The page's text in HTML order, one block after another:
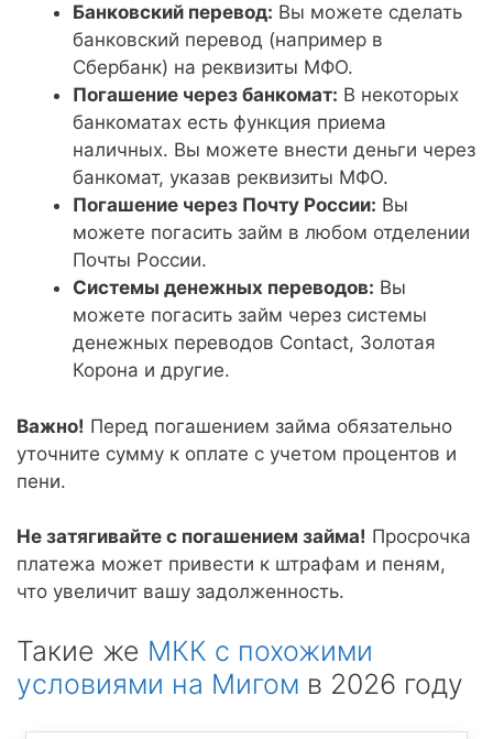
Банковский перевод: Вы можете сделать
банковский перевод (например в
Сбербанк) на реквизиты МФО.
Погашение через банкомат: В некоторых
банкоматах есть функция приема
наличных. Вы можете внести деньги через
банкомат, указав реквизиты МФО.
Погашение через Почту России: Вы
можете погасить займ в любом отделении
Почты России.
Системы денежных переводов: Вы
можете погасить займ через системы
денежных переводов Contact, Золотая
Корона и другие.
Важно! Перед погашением займа обязательно
уточните сумму к оплате с учетом процентов и
пени.
Не затягивайте с погашением займа! Просрочка
платежа может привести к штрафам и пеням,
что увеличит вашу задолженность.
Такие же МКК с похожими
условиями на Мигом в 2026 году